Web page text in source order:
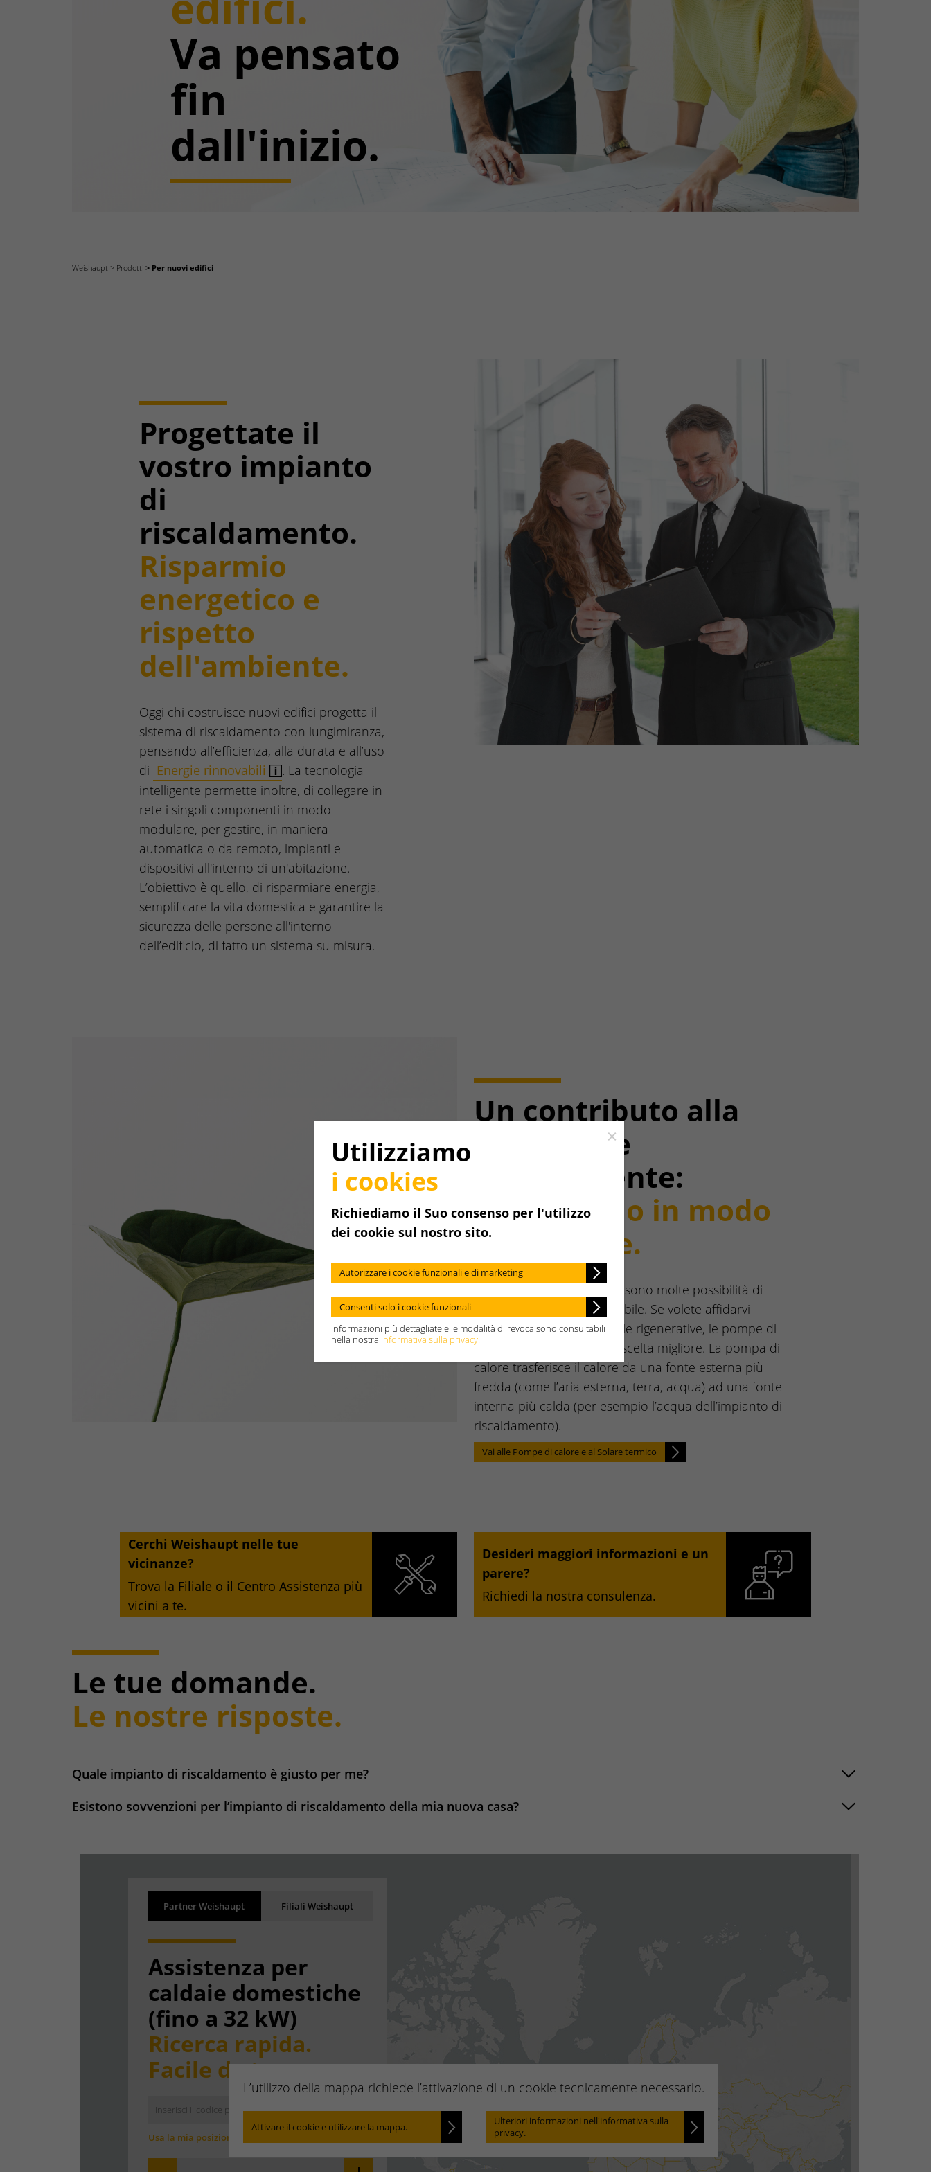
Va pensato
fin
dall'inizio.
Weishaupt Prodotti Per nuovi edifici
Progettate il
vostro impianto
di
riscaldamento.
Risparmio
energetico e
rispetto
dell'ambiente.
Oggi chi costruisce nuovi edifici progetta il
sistema di riscaldamento con lungimiranza,
pensando all’efficienza, alla durata e all’uso
di Energie rinnovabili
. La tecnologia
intelligente permette inoltre, di collegare in
rete i singoli componenti in modo
modulare, per gestire, in maniera
automatica o da remoto, impianti e
dispositivi all'interno di un'abitazione.
L’obiettivo è quello, di risparmiare energia,
semplificare la vita domestica e garantire la
sicurezza delle persone all'interno
dell’edificio, di fatto un sistema su misura.
Un contributo alla
protezione
dell'ambiente:
riscaldando in modo
sostenibile.
Con i sistemi Weishaupt ci sono molte possibilità di
riscaldare in modo sostenibile. Se volete affidarvi
completamente alle energie rigenerative, le pompe di
calore Weishaupt sono la scelta migliore. La pompa di
calore trasferisce il calore da una fonte esterna più
fredda (come l’aria esterna, terra, acqua) ad una fonte
interna più calda (per esempio l’acqua dell’impianto di
riscaldamento).
Vai alle Pompe di calore e al Solare termico
Cerchi Weishaupt nelle tue
vicinanze?
Trova la Filiale o il Centro Assistenza più
vicini a te.
Desideri maggiori informazioni e un
parere?
Richiedi la nostra consulenza.
Le tue domande.
Le nostre risposte.
Quale impianto di riscaldamento è giusto per me?
Esistono sovvenzioni per l’impianto di riscaldamento della mia nuova casa?
L’utilizzo della mappa richiede l’attivazione di un cookie tecnicamente necessario.
Attivare il cookie e utilizzare la mappa.
Ulteriori informazioni nell'informativa sulla
privacy.
Partner Weishaupt Filiali Weishaupt
Assistenza per
caldaie domestiche
(fino a 32 kW)
Ricerca rapida.
Facile da trovare.
Locate
Usa la mia posizione
BackRisultati
I risultati vengono caricati
Close
Utilizziamo
i cookies
Richiediamo il Suo consenso per l'utilizzo
dei cookie sul nostro sito.
Autorizzare i cookie funzionali e di marketing
Consenti solo i cookie funzionali
Informazioni più dettagliate e le modalità di revoca sono consultabili
nella nostra informativa sulla privacy.